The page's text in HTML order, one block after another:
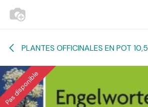
Se rendre au contenu
PLANTES OFFICINALES EN POT 10,5
Pas disponible